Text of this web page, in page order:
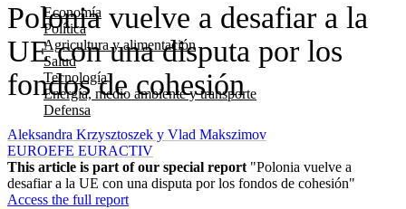
Economía
Política
Agricultura y alimentación
Salud
Tecnología
Energía, medio ambiente y transporte
Defensa
Polonia vuelve a desafiar a la
UE con una disputa por los
fondos de cohesión
Aleksandra Krzysztoszek y Vlad Makszimov
EUROEFE EURACTIV
This article is part of our special report "Polonia vuelve a
desafiar a la UE con una disputa por los fondos de cohesión"
Access the full report